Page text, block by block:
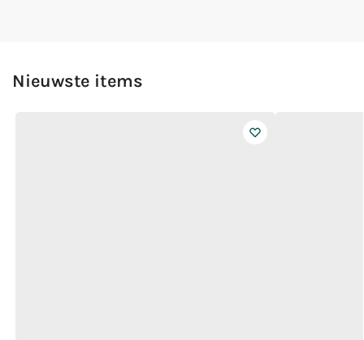
Nieuwste items